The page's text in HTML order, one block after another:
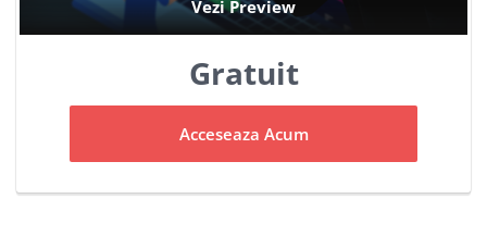
Gratuit
Acceseaza Acum